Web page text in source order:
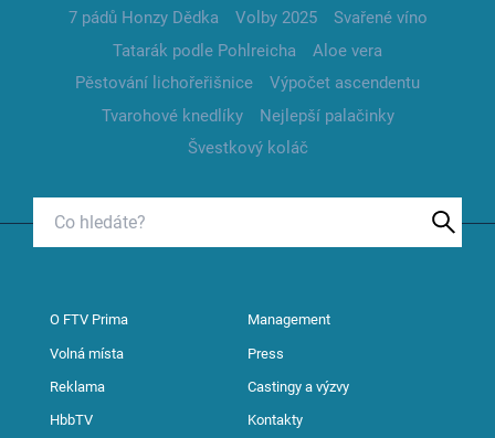
7 pádů Honzy Dědka
Volby 2025
Svařené víno
Tatarák podle Pohlreicha
Aloe vera
Pěstování lichořeřišnice
Výpočet ascendentu
Tvarohové knedlíky
Nejlepší palačinky
Švestkový koláč
O FTV Prima Management
Volná místa Press
Reklama Castingy a výzvy
HbbTV Kontakty